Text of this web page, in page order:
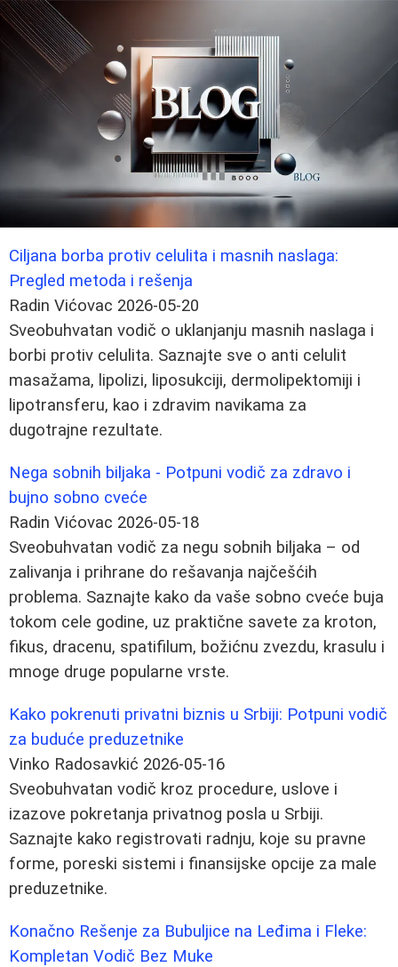
Ciljana borba protiv celulita i masnih naslaga:
Pregled metoda i rešenja
Radin Vićovac 2026-05-20
Sveobuhvatan vodič o uklanjanju masnih naslaga i
borbi protiv celulita. Saznajte sve o anti celulit
masažama, lipolizi, liposukciji, dermolipektomiji i
lipotransferu, kao i zdravim navikama za
dugotrajne rezultate.
Nega sobnih biljaka - Potpuni vodič za zdravo i
bujno sobno cveće
Radin Vićovac 2026-05-18
Sveobuhvatan vodič za negu sobnih biljaka – od
zalivanja i prihrane do rešavanja najčešćih
problema. Saznajte kako da vaše sobno cveće buja
tokom cele godine, uz praktične savete za kroton,
fikus, dracenu, spatifilum, božićnu zvezdu, krasulu i
mnoge druge popularne vrste.
Kako pokrenuti privatni biznis u Srbiji: Potpuni vodič
za buduće preduzetnike
Vinko Radosavkić 2026-05-16
Sveobuhvatan vodič kroz procedure, uslove i
izazove pokretanja privatnog posla u Srbiji.
Saznajte kako registrovati radnju, koje su pravne
forme, poreski sistemi i finansijske opcije za male
preduzetnike.
Konačno Rešenje za Bubuljice na Leđima i Fleke:
Kompletan Vodič Bez Muke